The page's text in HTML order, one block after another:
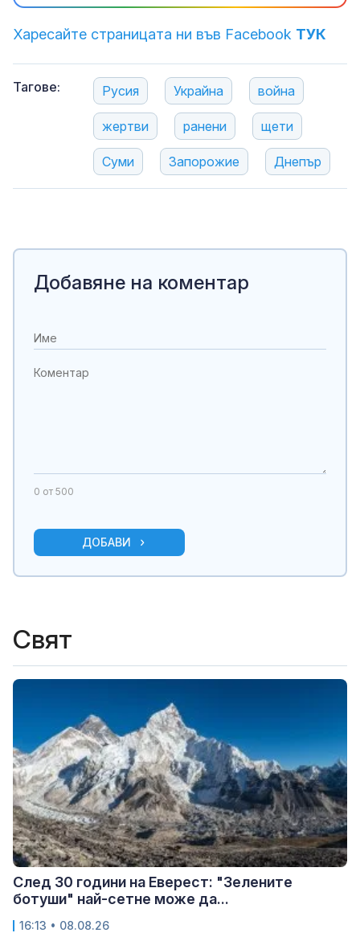
Харесайте страницата ни във Facebook ТУК
Тагове: Русия Украйна война
жертви ранени щети
Суми Запорожие Днепър
Добавяне на коментар
0 от 500
ДОБАВИ
Свят
След 30 години на Еверест: "Зелените
ботуши" най-сетне може да...
16:13 • 08.08.26